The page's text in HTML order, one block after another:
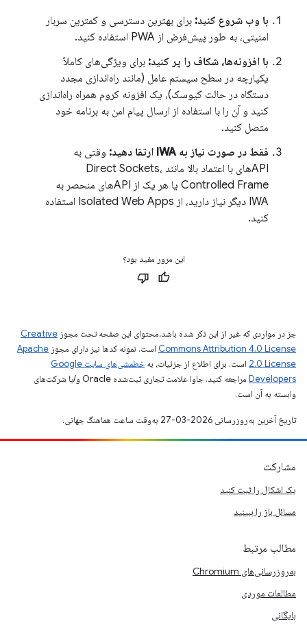
با وب شروع کنید: برای بهترین دسترسی و کمترین سربار
امنیتی، به طور پیش‌فرض از PWA استفاده کنید.
با افزونه‌ها، شکاف را پر کنید: برای ویژگی‌های کاملاً
یکپارچه در سطح سیستم عامل (مانند راه‌اندازی مجدد
دستگاه در حالت کیوسک)، یک افزونه کروم همراه راه‌اندازی
کنید و آن را با استفاده از ارسال پیام امن به برنامه خود
متصل کنید.
فقط در صورت نیاز به IWA ارتقا دهید:
وقتی به
APIهای با اعتماد بالا مانند Direct Sockets،
Controlled Frame یا هر یک از APIهای منحصر به
IWA دیگر نیاز دارید، از Isolated Web Apps استفاده
کنید.
این مرور مفید بود؟
جز در مواردی که غیر از این ذکر شده باشد،‌محتوای این صفحه تحت مجوز Creative
Commons Attribution 4.0 License است. نمونه کدها نیز دارای مجوز Apache
2.0 License است. برای اطلاع از جزئیات، به
خطمشی‌های سایت Google
Developers‏
مراجعه کنید. جاوا علامت تجاری ثبت‌شده Oracle و/یا شرکت‌های
وابسته به آن است.
تاریخ آخرین به‌روزرسانی 2026-03-27 به‌وقت ساعت هماهنگ جهانی.
مشارکت
یک اشکال را ثبت کنید
مسائل باز را ببینید
مطالب مرتبط
به‌روزرسانی‌های Chromium
مطالعات موردی
بایگانی